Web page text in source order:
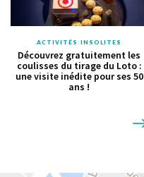
ACTIVITÉS INSOLITES
Découvrez gratuitement les
coulisses du tirage du Loto :
une visite inédite pour ses 50
ans !